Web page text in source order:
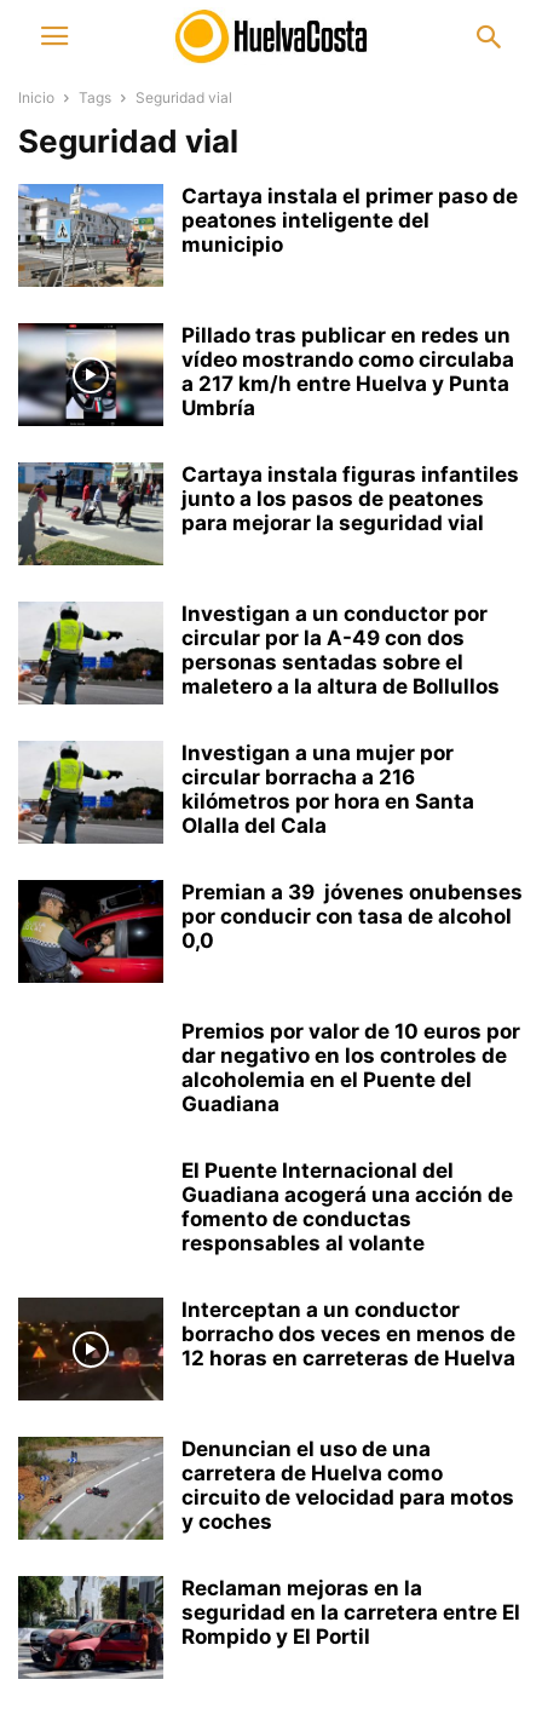
Inicio Tags Seguridad vial
Seguridad vial
Cartaya instala el primer paso de
peatones inteligente del
municipio
Pillado tras publicar en redes un
vídeo mostrando como circulaba
a 217 km/h entre Huelva y Punta
Umbría
Cartaya instala figuras infantiles
junto a los pasos de peatones
para mejorar la seguridad vial
Investigan a un conductor por
circular por la A-49 con dos
personas sentadas sobre el
maletero a la altura de Bollullos
Investigan a una mujer por
circular borracha a 216
kilómetros por hora en Santa
Olalla del Cala
Premian a 39 jóvenes onubenses
por conducir con tasa de alcohol
0,0
Premios por valor de 10 euros por
dar negativo en los controles de
alcoholemia en el Puente del
Guadiana
El Puente Internacional del
Guadiana acogerá una acción de
fomento de conductas
responsables al volante
Interceptan a un conductor
borracho dos veces en menos de
12 horas en carreteras de Huelva
Denuncian el uso de una
carretera de Huelva como
circuito de velocidad para motos
y coches
Reclaman mejoras en la
seguridad en la carretera entre El
Rompido y El Portil